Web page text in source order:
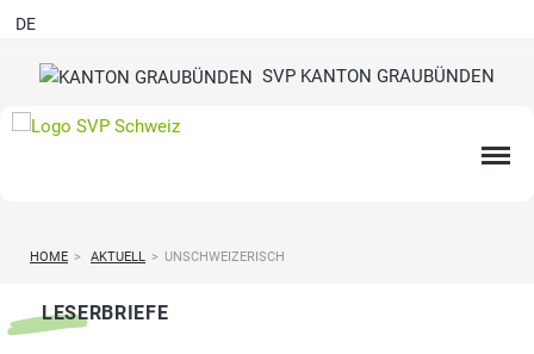
SVP KANTON GRAUBÜNDEN
DE
HOME > AKTUELL > UNSCHWEIZERISCH
LESERBRIEFE